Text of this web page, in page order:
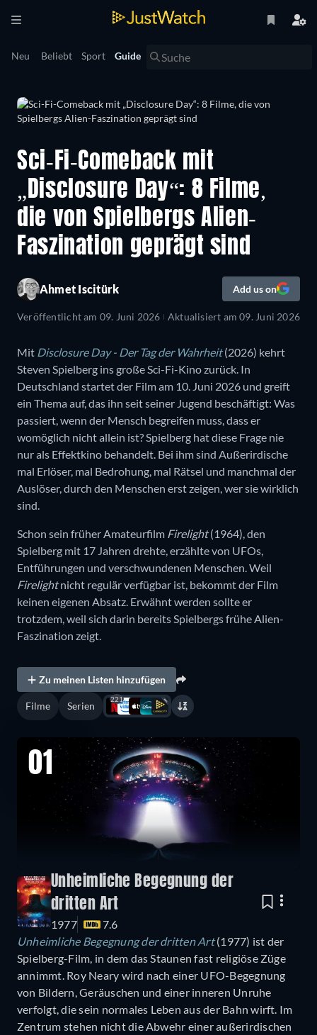
Neu Beliebt Sport Guide
Sci-Fi-Comeback mit
„Disclosure Day“: 8 Filme,
die von Spielbergs Alien-
Faszination geprägt sind
Ahmet Iscitürk Add us on
Veröffentlicht am 09. Juni 2026 Aktualisiert am09. Juni 2026
Mit Disclosure Day - Der Tag der Wahrheit(2026) kehrt
Steven Spielberg ins große Sci-Fi-Kino zurück. In
Deutschland startet der Film am 10. Juni 2026 und greift
ein Thema auf, das ihn seit seiner Jugend beschäftigt: Was
passiert, wenn der Mensch begreifen muss, dass er
womöglich nicht allein ist? Spielberg hat diese Frage nie
nur als Effektkino behandelt. Bei ihm sind Außerirdische
mal Erlöser, mal Bedrohung, mal Rätsel und manchmal der
Auslöser, durch den Menschen erst zeigen, wer sie wirklich
sind.
Schon sein früher Amateurfilm Firelight(1964), den
Spielberg mit 17 Jahren drehte, erzählte von UFOs,
Entführungen und verschwundenen Menschen. Weil
Firelightnicht regulär verfügbar ist, bekommt der Film
keinen eigenen Absatz. Erwähnt werden sollte er
trotzdem, weil sich darin bereits Spielbergs frühe Alien-
Faszination zeigt.
Zu meinen Listen hinzufügen
Filme Serien
221
01
Unheimliche Begegnung der
dritten Art
1977
7.6
Unheimliche Begegnung der dritten Art(1977) ist der
Spielberg-Film, in dem das Staunen fast religiöse Züge
annimmt. Roy Neary wird nach einer UFO-Begegnung
von Bildern, Geräuschen und einer inneren Unruhe
verfolgt, die sein normales Leben aus der Bahn wirft. Im
Zentrum stehen nicht die Abwehr einer außerirdischen